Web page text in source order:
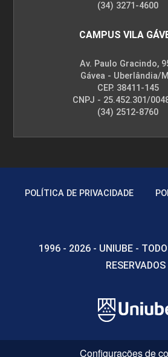
(34) 3271-4600
CAMPUS VILA
Av. Paulo Gracindo,
Gávea - Uberlândia/
CEP. 38411-145
CNPJ - 25.452.301/
(34) 2512-8760
POLÍTICA DE PRIVACIDADE
1996 - 2026 - UNIUBE -
RESERVADOS
Configurações de